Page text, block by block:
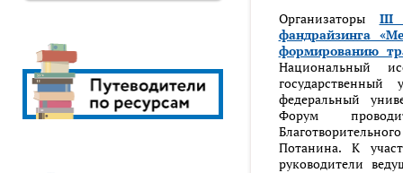
Организаторы III
фандрайзинга
формированию
Национальный
государственный
федеральный
Форум
Потанина. К
руководители